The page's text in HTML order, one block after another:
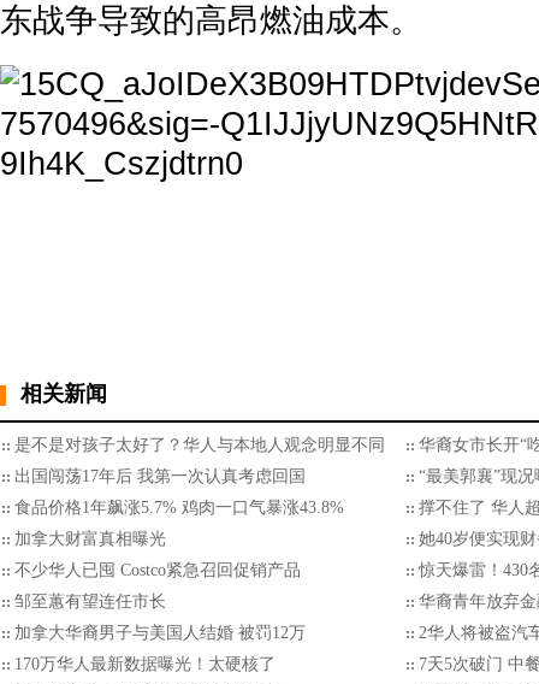
东战争导致的高昂燃油成本。
相关新闻
是不是对孩子太好了？华人与本地人观念明显不同
华裔女市长开“
出国闯荡17年后 我第一次认真考虑回国
“最美郭襄”现
食品价格1年飙涨5.7% 鸡肉一口气暴涨43.8%
撑不住了 华人
加拿大财富真相曝光
她40岁便实现
不少华人已囤 Costco紧急召回促销产品
惊天爆雷！430
邹至蕙有望连任市长
华裔青年放弃
加拿大华裔男子与美国人结婚 被罚12万
2华人将被盗汽
170万华人最新数据曝光！太硬核了
7天5次破门 中